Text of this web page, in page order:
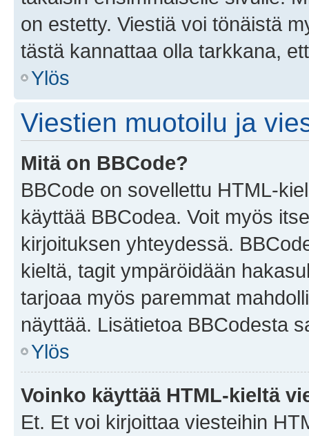
on estetty. Viestiä voi tönäistä
tästä kannattaa olla tarkkana,
Ylös
Viestien muotoilu ja
Mitä on BBCode?
BBCode on sovellettu HTML-
käyttää BBCodea. Voit myös
kirjoituksen yhteydessä.
kieltä, tagit ympäröidään
tarjoaa myös paremmat
näyttää. Lisätietoa BBCodesta
Ylös
Voinko käyttää HTML-kieltä
Et. Et voi kirjoittaa viesteihin